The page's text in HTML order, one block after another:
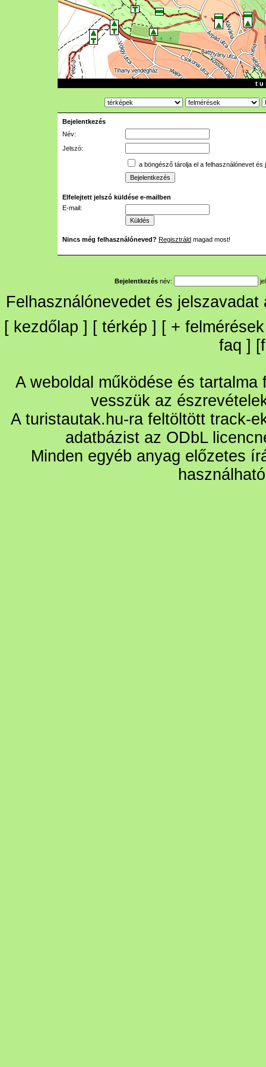
t u
Bejelentkezés
Név:
Jelszó:
a böngésző tárolja el a felhasználónevet és
Elfelejtett jelszó küldése e-mailben
E-mail:
Nincs még felhasználóneved? Regisztráld magad most!
Bejelentkezés név:
Felhasználónevedet és
[ kezdőlap ] [ térkép ] [ + felmérések
faq ] [
A weboldal működése és
vesszük az
A turistautak.hu-ra feltöltött track-
adatbázist az ODbL
Minden egyéb anyag előzetes